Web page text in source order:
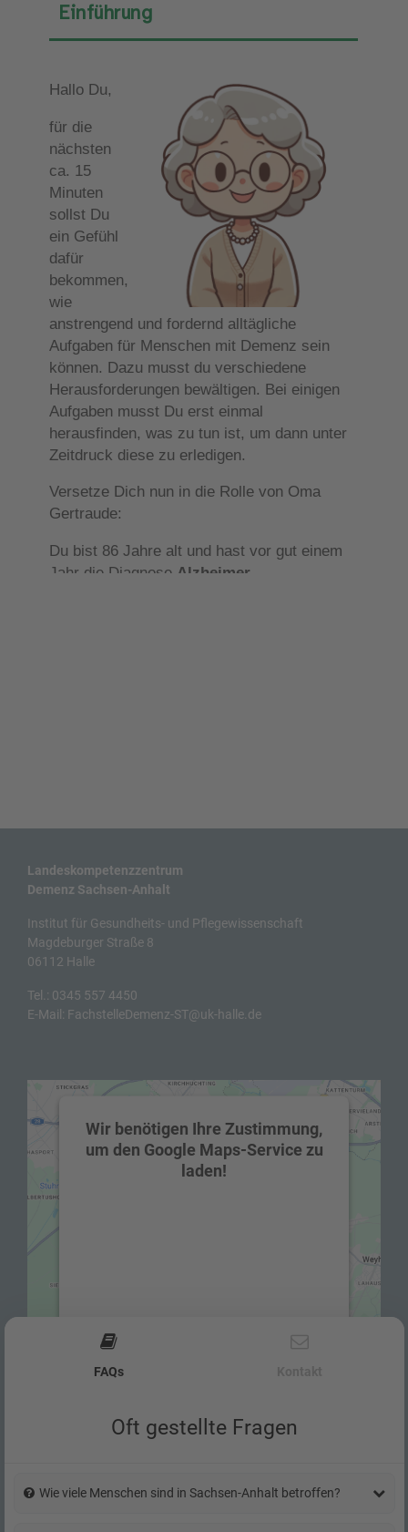
Landeskompetenzzentrum
Demenz Sachsen-Anhalt
Institut für Gesundheits- und Pflegewissenschaft
Magdeburger Straße 8
06112 Halle
Tel.: 0345 557 4450
E-Mail: FachstelleDemenz-ST@uk-halle.de
Wir benötigen Ihre Zustimmung,
um den Google Maps-Service zu
laden!
anzuzeigen.
Akzeptieren
Management Platform
eRecht24
Use arrow keys to move between tabs
FAQs
Oft gestellte Fragen
Wie viele Menschen sind in Sachsen-Anhalt betroffen?